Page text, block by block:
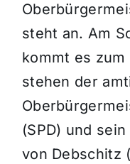
steht an. Am
kommt es zum
stehen der
(SPD) und
von Debschitz